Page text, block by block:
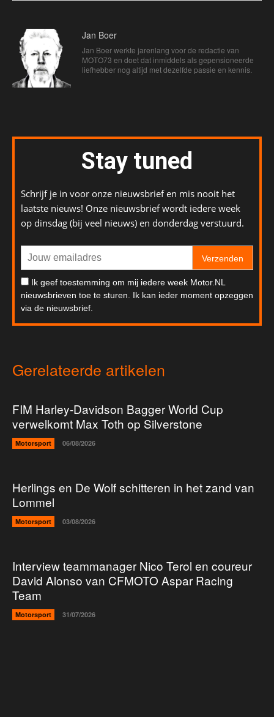
Jan Boer
Jan Boer werkte jarenlang voor de redactie van
MOTO73 en doet dat inmiddels als gepensioneerde
liefhebber nog altijd met dezelfde passie en kennis.
Stay tuned
Schrijf je in voor onze nieuwsbrief en mis nooit het
laatste nieuws! Onze nieuwsbrief wordt iedere week
op dinsdag (bij veel nieuws) en donderdag verstuurd.
Verzenden
Ik geef toestemming om mij iedere week Motor.NL
nieuwsbrieven toe te sturen. Ik kan ieder moment opzeggen
via de nieuwsbrief.
Gerelateerde artikelen
FIM Harley-Davidson Bagger World Cup
verwelkomt Max Toth op Silverstone
Motorsport 06/08/2026
Herlings en De Wolf schitteren in het zand van
Lommel
Motorsport 03/08/2026
Interview teammanager Nico Terol en coureur
David Alonso van CFMOTO Aspar Racing
Team
Motorsport 31/07/2026